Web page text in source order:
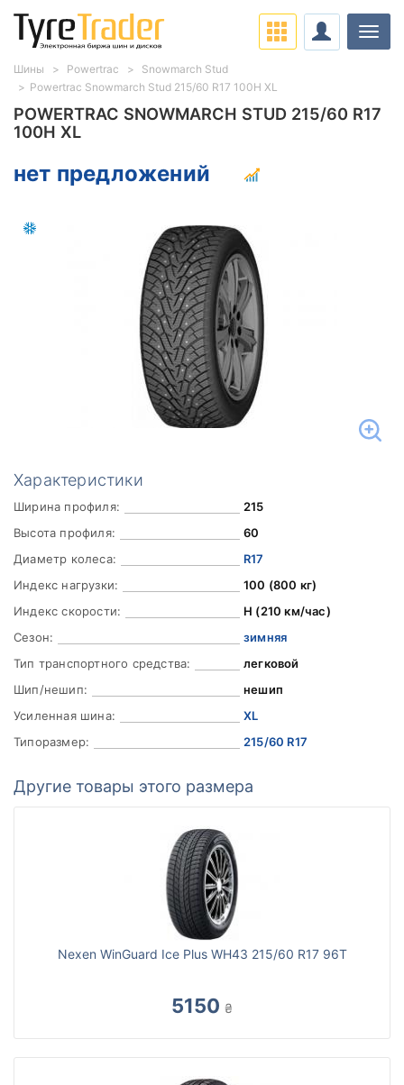
POWERTRAC SNOWMARCH STUD 215/60 R17
100H XL
нет предложений
Характеристики
Ширина профиля:
215
Высота профиля:
60
Диаметр колеса:
R17
Индекс нагрузки:
100 (800 кг)
Индекс скорости:
H (210 км/час)
Сезон:
зимняя
Тип транспортного средства:
легковой
Шип/нешип:
нешип
Усиленная шина:
XL
Типоразмер:
215/60 R17
Другие товары этого размера
Nexen WinGuard Ice Plus WH43 215/60 R17 96T
5150 ₴
Шины Powertrac
Snowmarch Stud
Powertrac Snowmarch Stud 215/60 R17 100H XL